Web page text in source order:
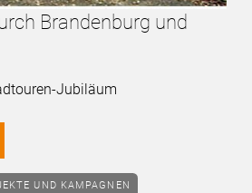
Brandenburg und
Jubiläum
UND KAMPAGNEN